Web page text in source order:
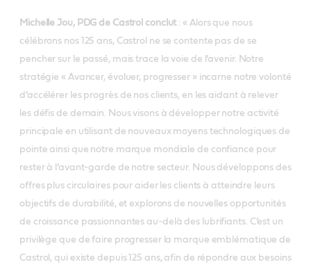
Michelle Jou, PDG de Castrol conclut: « Alors que nous
célébrons nos 125 ans, Castrol ne se contente pas de se
pencher sur le passé, mais trace la voie de l’avenir. Notre
stratégie « Avancer, évoluer, progresser » incarne notre volonté
d’accélérer les progrès de nos clients, en les aidant à relever
les défis de demain. Nous visons à développer notre activité
principale en utilisant de nouveaux moyens technologiques de
pointe ainsi que notre marque mondiale de confiance pour
rester à l’avant-garde de notre secteur. Nous développons des
offres plus circulaires pour aider les clients à atteindre leurs
objectifs de durabilité, et explorons de nouvelles opportunités
de croissance passionnantes au-delà des lubrifiants. C’est un
privilège que de faire progresser la marque emblématique de
Castrol, qui existe depuis 125 ans, afin de répondre aux besoins